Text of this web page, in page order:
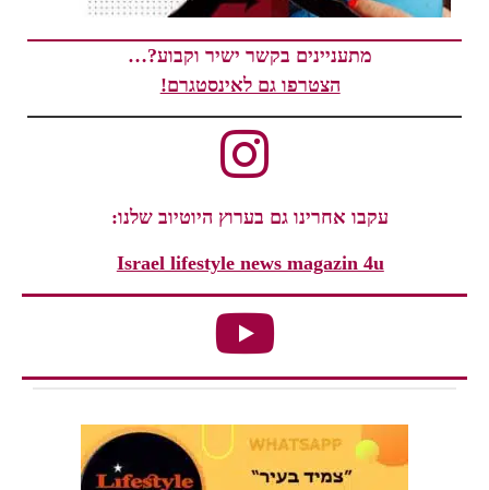
מתעניינים בקשר ישיר וקבוע?…
הצטרפו גם לאינסטגרם!
עקבו אחרינו גם בערוץ היוטיוב שלנו:
Israel lifestyle news magazin 4u